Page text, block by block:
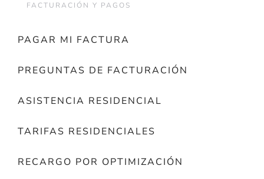
FACTURACIÓN Y PAGOS
PAGAR MI FACTURA
PREGUNTAS DE FACTURACIÓN
ASISTENCIA RESIDENCIAL
TARIFAS RESIDENCIALES
RECARGO POR OPTIMIZACIÓN